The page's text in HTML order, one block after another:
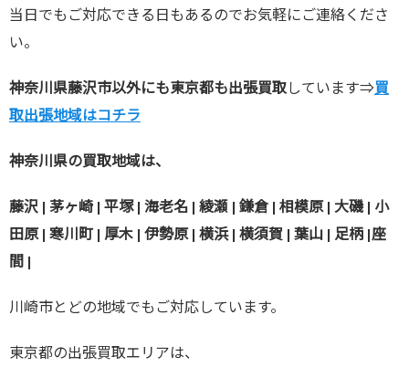
当日でもご対応できる日もあるのでお気軽にご連絡くださ
い。
神奈川県藤沢市以外にも東京都も出張買取しています⇒買
取出張地域はコチラ
神奈川県の買取地域は、
藤沢 | 茅ヶ崎 | 平塚 | 海老名 | 綾瀬 | 鎌倉 | 相模原 | 大磯 | 小
田原 | 寒川町 | 厚木 | 伊勢原 | 横浜 | 横須賀 | 葉山 | 足柄 |座
間 |
川崎市とどの地域でもご対応しています。
東京都の出張買取エリアは、